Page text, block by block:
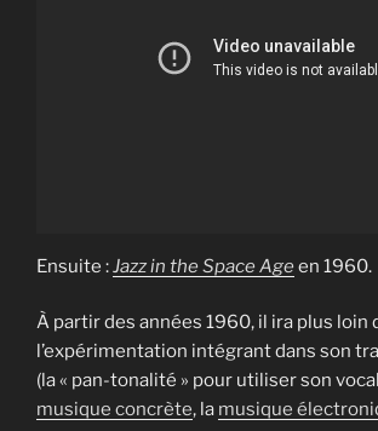
Ensuite :Jazz in the Space Ageen 1960.
À partir des années 1960, il ira plus loin
l’expérimentation intégrant dans son
(la « pan-tonalité » pour utiliser son
musique concrète, la musique